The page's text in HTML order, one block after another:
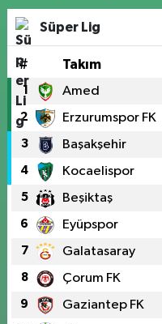
Süper Lig
# Takım
1 Amed
2 Erzurumspor FK
3 Başakşehir
4 Kocaelispor
5 Beşiktaş
6 Eyüpspor
7 Galatasaray
8 Çorum FK
9 Gaziantep FK